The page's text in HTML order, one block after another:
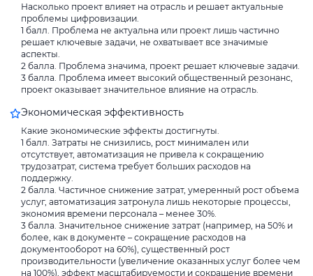
Насколько проект влияет на отрасль и решает актуальные
проблемы цифровизации.
1 балл. Проблема не актуальна или проект лишь частично
решает ключевые задачи, не охватывает все значимые
аспекты.
2 балла. Проблема значима, проект решает ключевые задачи.
3 балла. Проблема имеет высокий общественный резонанс,
проект оказывает значительное влияние на отрасль.
Экономическая эффективность
Какие экономические эффекты достигнуты.
1 балл. Затраты не снизились, рост минимален или
отсутствует, автоматизация не привела к сокращению
трудозатрат, система требует больших расходов на
поддержку.
2 балла. Частичное снижение затрат, умеренный рост объема
услуг, автоматизация затронула лишь некоторые процессы,
экономия времени персонала – менее 30%.
3 балла. Значительное снижение затрат (например, на 50% и
более, как в документе – сокращение расходов на
документооборот на 60%), существенный рост
производительности (увеличение оказанных услуг более чем
на 100%), эффект масштабируемости и сокращение времени